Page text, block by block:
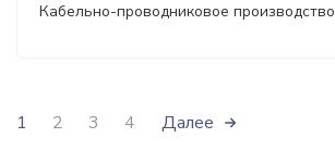
Кабельно-проводниковое производство
1 2 3 4 Далее